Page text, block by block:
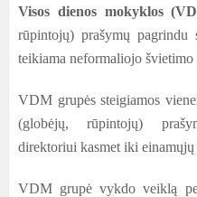
Visos dienos mokyklos
rūpintojų) prašymų pagrindu
teikiama neformaliojo švietimo
VDM grupės steigiamos
(globėjų, rūpintojų)
direktoriui kasmet iki einamųjų
VDM grupė vykdo veiklą